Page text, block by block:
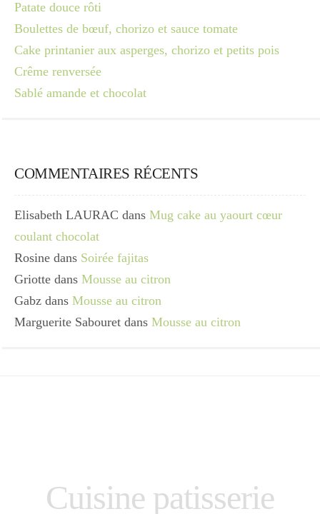
Patate douce rôti
Boulettes de bœuf, chorizo et sauce tomate
Cake printanier aux asperges, chorizo et petits pois
Crême renversée
Sablé amande et chocolat
COMMENTAIRES RÉCENTS
Elisabeth LAURAC dans Mug cake au yaourt cœur
coulant chocolat
Rosine dans Soirée fajitas
Griotte dans Mousse au citron
Gabz dans Mousse au citron
Marguerite Sabouret dans Mousse au citron
Cuisine patisserie